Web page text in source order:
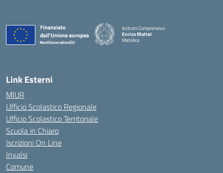
Istituto Comprensivo
Enrico Mattei
Matelica
Link Esterni
MIUR
Ufficio Scolastico Regionale
Ufficio Scolastico Territoriale
Scuola in Chiaro
Iscrizioni On Line
Invalsi
Comune